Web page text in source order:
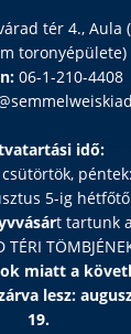
tér 4., Aula
toronyépülete)
06-1-210-4408
idő:
5-ig
t tartunk
TÉRI
miatt a
lesz:
19.